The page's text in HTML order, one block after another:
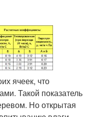
ячеек, что
Такой показатель
Но открытая